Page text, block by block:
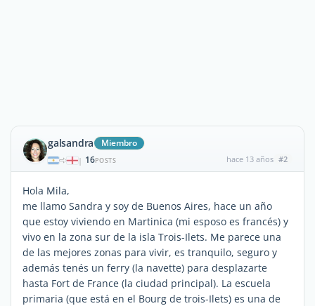
galsandra Miembro
| 16POSTS hace 13 años #2
Hola Mila,
me llamo Sandra y soy de Buenos Aires, hace un año
que estoy viviendo en Martinica (mi esposo es francés) y
vivo en la zona sur de la isla Trois-Ilets. Me parece una
de las mejores zonas para vivir, es tranquilo, seguro y
además tenés un ferry (la navette) para desplazarte
hasta Fort de France (la ciudad principal). La escuela
primaria (que está en el Bourg de trois-Ilets) es una de